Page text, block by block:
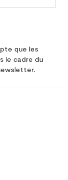
que les
le cadre du